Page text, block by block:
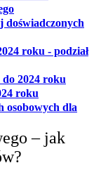
otwiera się w
doświadczonych
roku - podział
2024 roku
roku
osobowych dla
– jak